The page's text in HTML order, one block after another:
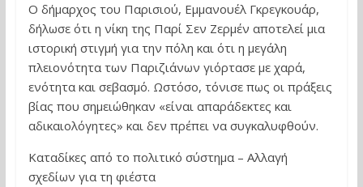
Ο δήμαρχος του Παρισιού, Εμμανουέλ Γκρεγκουάρ,
δήλωσε ότι η νίκη της Παρί Σεν Ζερμέν αποτελεί μια
ιστορική στιγμή για την πόλη και ότι η μεγάλη
πλειονότητα των Παριζιάνων γιόρτασε με χαρά,
ενότητα και σεβασμό. Ωστόσο, τόνισε πως οι πράξεις
βίας που σημειώθηκαν «είναι απαράδεκτες και
αδικαιολόγητες» και δεν πρέπει να συγκαλυφθούν.
Καταδίκες από το πολιτικό σύστημα – Αλλαγή
σχεδίων για τη φιέστα